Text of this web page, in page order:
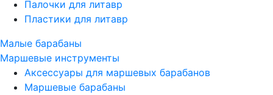
Палочки для литавр
Пластики для литавр
Малые барабаны
Маршевые инструменты
Аксессуары для маршевых барабанов
Маршевые барабаны